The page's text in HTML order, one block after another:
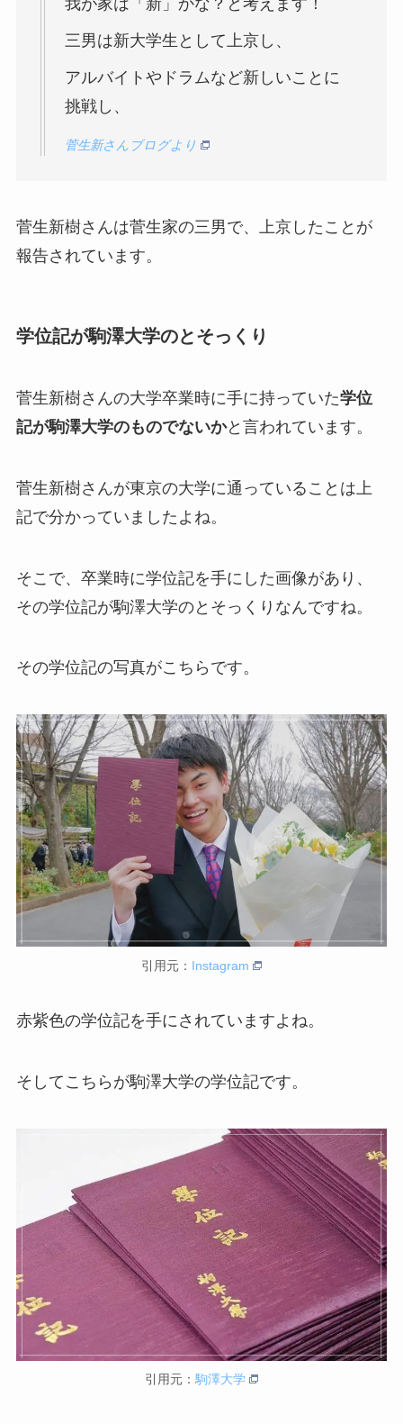
我が家は「新」かな？と考えます！
三男は新大学生として上京し、
アルバイトやドラムなど新しいことに
挑戦し、
菅生新さんブログより
菅生新樹さんは菅生家の三男で、上京したことが
報告されています。
学位記が駒澤大学のとそっくり
菅生新樹さんの大学卒業時に手に持っていた学位
記が駒澤大学のものでないかと言われています。
菅生新樹さんが東京の大学に通っていることは上
記で分かっていましたよね。
そこで、卒業時に学位記を手にした画像があり、
その学位記が駒澤大学のとそっくりなんですね。
その学位記の写真がこちらです。
引用元： Instagram
赤紫色の学位記を手にされていますよね。
そしてこちらが駒澤大学の学位記です。
引用元：駒澤大学